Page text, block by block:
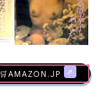
🛒AMAZON.jp